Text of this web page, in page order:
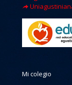
Mi colegio